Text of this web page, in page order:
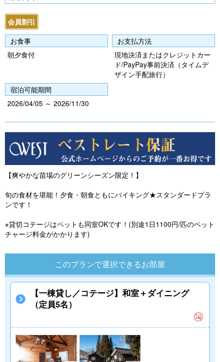
o
u
s
会員割引
お食事
朝夕食付
お支払方法
現地決済またはクレジットカー
ド/PayPay事前決済（タイムデ
ザイン手配旅行）
宿泊可能期間
2026/04/05 ～ 2026/11/30
【爽やかな苗場のグリーンシーズン限定！】
旬の食材を堪能！夕食・朝食ともにバイキング★スタンダードプラ
ンです！
※貸切コテージはペットも同室OKです！(別途1日1100円/匹のペット
チャージ料金がかかります)
このプランで選択できるお部屋
【一棟貸し／コテージ】和室＋ダイニング
（定員5名）